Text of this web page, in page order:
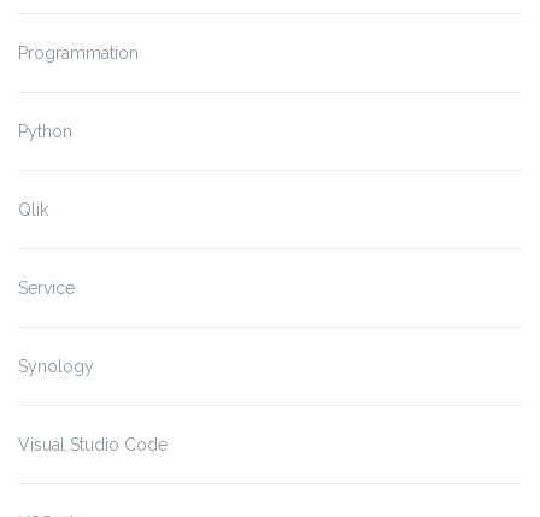
Programmation
Python
Qlik
Service
Synology
Visual Studio Code